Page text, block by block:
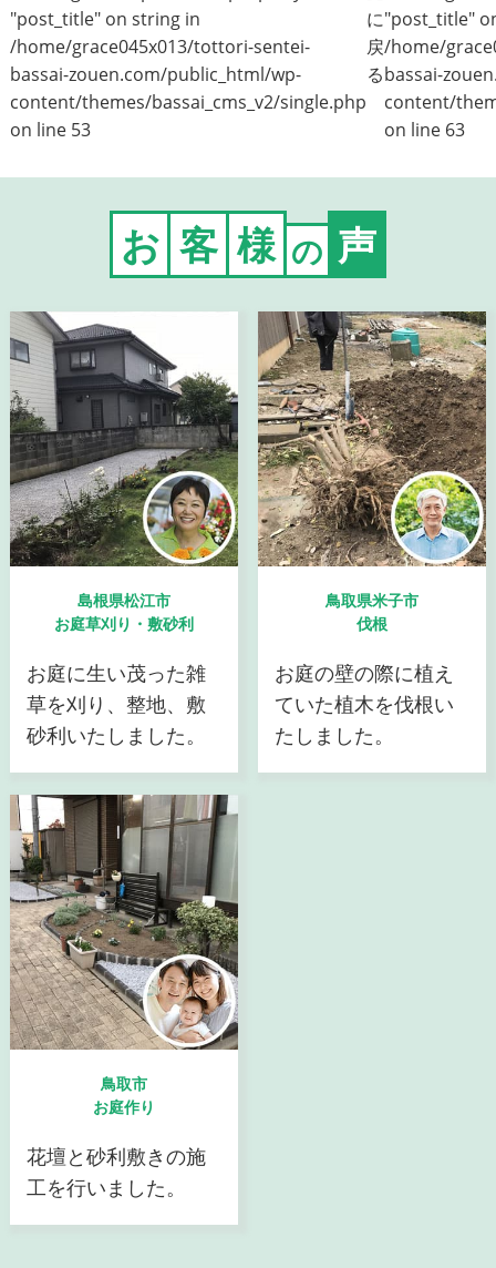
"post_title" on string in
/home/grace045x013/tottori-sentei-
bassai-zouen.com/public_html/wp-
content/themes/bassai_cms_v2/single.php
on line 53
に
戻
る
"post_title"
/home/
bassai-
content/
on line 63
お 客 様 の 声
島根県松江市
お庭草刈り・敷砂利
お庭に生い茂った雑
草を刈り、整地、敷
砂利いたしました。
鳥取県米子市
伐根
お庭の壁の際に植え
ていた植木を伐根い
たしました。
鳥取市
お庭作り
花壇と砂利敷きの施
工を行いました。